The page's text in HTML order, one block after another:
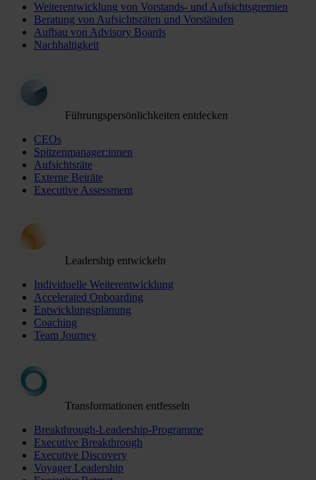
Weiterentwicklung von Vorstands- und Aufsichtsgremien
Beratung von Aufsichtsräten und Vorständen
Aufbau von Advisory Boards
Nachhaltigkeit
Führungspersönlichkeiten entdecken
CEOs
Spitzenmanager:innen
Aufsichtsräte
Externe Beiräte
Executive Assessment
Leadership entwickeln
Individuelle Weiterentwicklung
Accelerated Onboarding
Entwicklungsplanung
Coaching
Team Journey
Transformationen entfesseln
Breakthrough-Leadership-Programme
Executive Breakthrough
Executive Discovery
Voyager Leadership